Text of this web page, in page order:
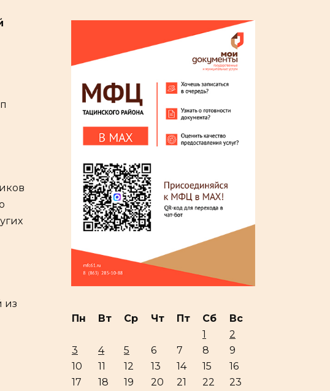
из
Пн Вт Ср Чт Пт Сб
Вс
1
2
3
4 5 6 7 8
9
10
11 12 13 14 15
16
17
18 19 20 21 22
23